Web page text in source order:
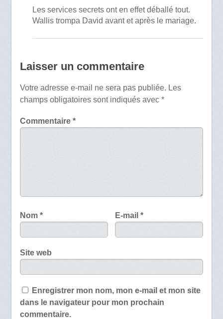
Les services secrets ont en effet déballé tout.
Wallis trompa David avant et après le mariage.
Laisser un commentaire
Votre adresse e-mail ne sera pas publiée. Les
champs obligatoires sont indiqués avec *
Commentaire *
Nom * E-mail*
Site web
Enregistrer mon nom, mon e-mail et mon site
dans le navigateur pour mon prochain
commentaire.